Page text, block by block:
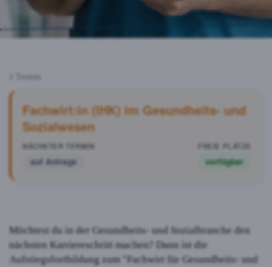
1 Termin
Fachwirt:in (IHK) im Gesundheits- und
Sozialwesen
auf Anfrage verfügbar
Möchtest du in der Gesundheits- und Sozialbranche den
nächsten Karriereschritt machen? Dann ist die
Aufstiegsfortbildung zum "Fachwirt für Gesundheits- und